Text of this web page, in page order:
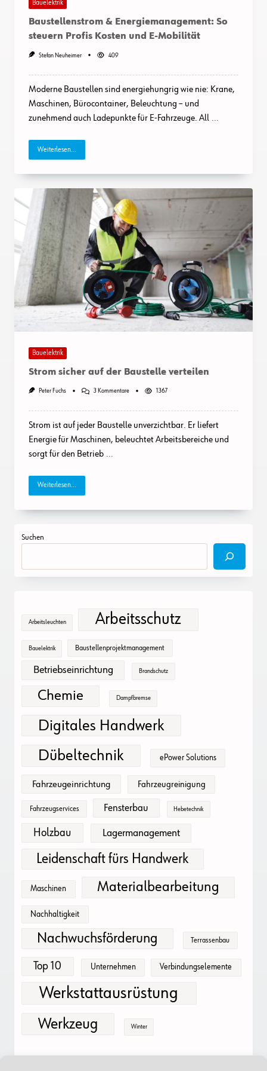
Bauelektrik
Baustellenstrom & Energiemanagement: So
steuern Profis Kosten und E-Mobilität
Stefan Neuheimer 409
Moderne Baustellen sind energiehungrig wie nie: Krane,
Maschinen, Bürocontainer, Beleuchtung – und
zunehmend auch Ladepunkte für E-Fahrzeuge. All ...
Weiterlesen...
Bauelektrik
Strom sicher auf der Baustelle verteilen
Peter Fuchs 3 KommentareZu
Der
Baustelle
Verteilen
1367
Strom ist auf jeder Baustelle unverzichtbar. Er liefert
Energie für Maschinen, beleuchtet Arbeitsbereiche und
sorgt für den Betrieb ...
Weiterlesen...
Suchen
Arbeitsleuchten Arbeitsschutz
Bauelektrik Baustellenprojektmanagement
Betriebseinrichtung Brandschutz
Chemie Dampfbremse
Digitales Handwerk
Dübeltechnik
ePower Solutions
Fahrzeugeinrichtung Fahrzeugreinigung
Fahrzeugservices Fensterbau Hebetechnik
Holzbau Lagermanagement
Leidenschaft fürs Handwerk
Maschinen Materialbearbeitung
Nachhaltigkeit
Nachwuchsförderung Terrassenbau
Top 10 Unternehmen Verbindungselemente
Werkstattausrüstung
Werkzeug Winter